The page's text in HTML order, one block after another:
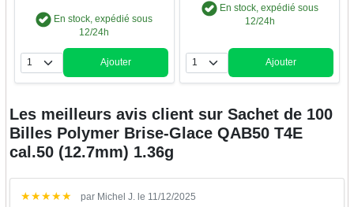
En stock, expédié sous
12/24h
Quantité
Ajouter
En stock, expédié sous
12/24h
Quantité
Ajouter
Les meilleurs avis client sur Sachet de 100
Billes Polymer Brise-Glace QAB50 T4E
cal.50 (12.7mm) 1.36g
★★★★★ par Michel J. le 11/12/2025